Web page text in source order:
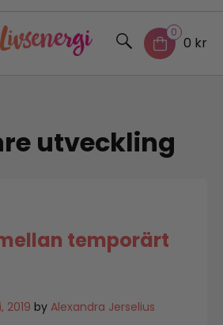
0
0 kr
utveckling
temporärt
2019 by Alexandra Jerselius